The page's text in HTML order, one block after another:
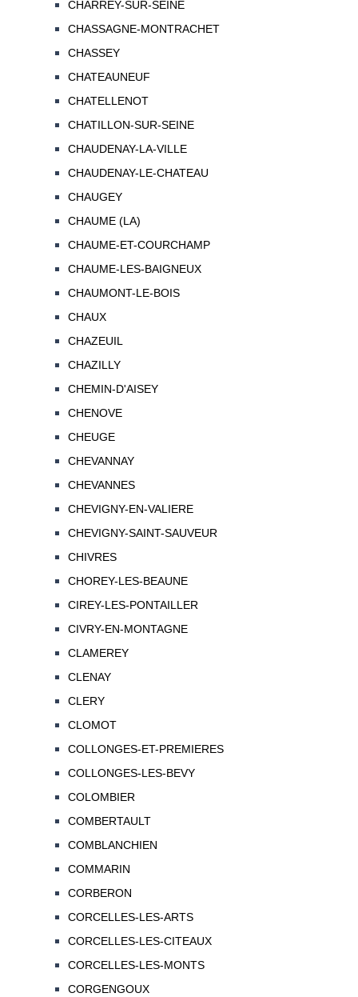
CHARREY-SUR-SEINE
CHASSAGNE-MONTRACHET
CHASSEY
CHATEAUNEUF
CHATELLENOT
CHATILLON-SUR-SEINE
CHAUDENAY-LA-VILLE
CHAUDENAY-LE-CHATEAU
CHAUGEY
CHAUME (LA)
CHAUME-ET-COURCHAMP
CHAUME-LES-BAIGNEUX
CHAUMONT-LE-BOIS
CHAUX
CHAZEUIL
CHAZILLY
CHEMIN-D'AISEY
CHENOVE
CHEUGE
CHEVANNAY
CHEVANNES
CHEVIGNY-EN-VALIERE
CHEVIGNY-SAINT-SAUVEUR
CHIVRES
CHOREY-LES-BEAUNE
CIREY-LES-PONTAILLER
CIVRY-EN-MONTAGNE
CLAMEREY
CLENAY
CLERY
CLOMOT
COLLONGES-ET-PREMIERES
COLLONGES-LES-BEVY
COLOMBIER
COMBERTAULT
COMBLANCHIEN
COMMARIN
CORBERON
CORCELLES-LES-ARTS
CORCELLES-LES-CITEAUX
CORCELLES-LES-MONTS
CORGENGOUX